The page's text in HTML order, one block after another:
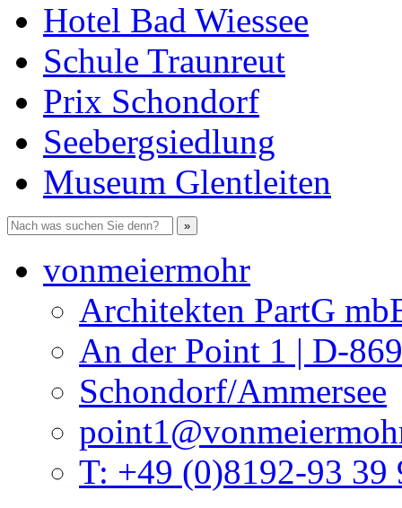
Hotel Bad Wiessee
Schule Traunreut
Prix Schondorf
Seebergsiedlung
Museum Glentleiten
vonmeiermohr
Architekten PartG
An der Point 1 | D-
Schondorf/Ammersee
T: +49 (0)8192-93 39